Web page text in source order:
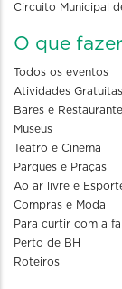
Circuito Municipal
O que
Todos os eventos
Atividades Gratuitas
Bares e
Museus
Teatro e Cinema
Parques e Praças
Ao ar livre e
Compras e Moda
Para curtir com a
Perto de BH
Roteiros